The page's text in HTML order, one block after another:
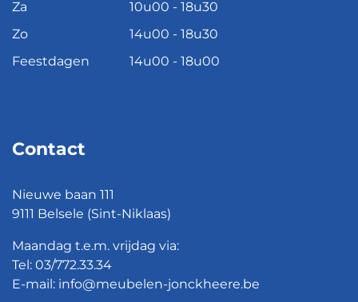
Za
10u00 - 18u30
Zo
14u00 - 18u30
Feestdagen
14u00 - 18u00
Contact
Nieuwe baan 111
9111 Belsele (Sint-Niklaas)
Maandag t.e.m. vrijdag via:
Tel: 03/772.33.34
E-mail: info@meubelen-jonckheere.be